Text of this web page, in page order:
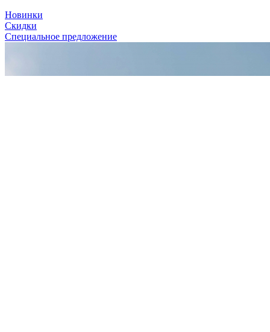
Новинки
Скидки
Специальное предложение